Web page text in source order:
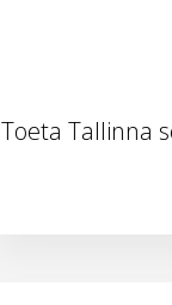
Toeta Tallinna